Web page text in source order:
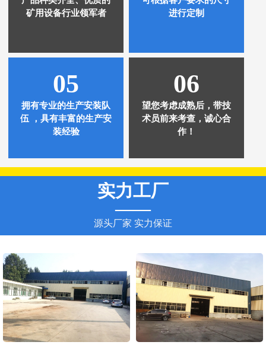
矿用设备行业领军者
进行定制
05
拥有专业的生产安装队
伍 ，具有丰富的生产安
装经验
06
望您考虑成熟后，带技
术员前来考查，诚心合
作！
实力工厂
——
源头厂家 实力保证